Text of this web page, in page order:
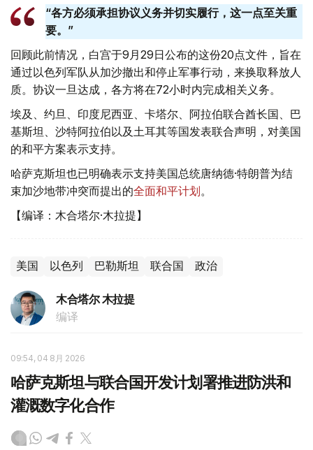
“各方必须承担协议义务并切实履行，这一点至关重
要。”
回顾此前情况，白宫于9月29日公布的这份20点文件，旨在
通过以色列军队从加沙撤出和停止军事行动，来换取释放人
质。协议一旦达成，各方将在72小时内完成相关义务。
埃及、约旦、印度尼西亚、卡塔尔、阿拉伯联合酋长国、巴
基斯坦、沙特阿拉伯以及土耳其等国发表联合声明，对美国
的和平方案表示支持。
哈萨克斯坦也已明确表示支持美国总统唐纳德·特朗普为结
束加沙地带冲突而提出的全面和平计划。
【编译：木合塔尔·木拉提】
美国 以色列 巴勒斯坦 联合国 政治
木合塔尔 木拉提
编译
09:54, 04 8月 2026
哈萨克斯坦与联合国开发计划署推进防洪和
灌溉数字化合作